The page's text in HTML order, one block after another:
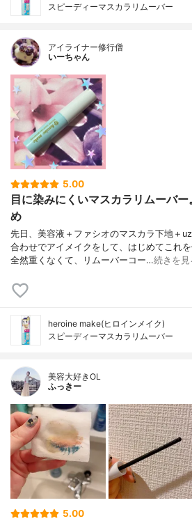
スピーディーマスカラリムーバー
アイライナー修行僧
いーちゃん
5.00
目に染みにくいマスカラリムーバ
め
先日、美容液＋ファシオのマスカラ下地＋
合わせでアイメイクをして、はじめてこれ
全然重くなくて、リムーバーコー…続きを見
heroine make(ヒロインメイク)
スピーディーマスカラリムーバー
美容大好きOL
ふっきー
5.00